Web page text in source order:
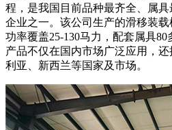
程，是我国目前品种最齐全、属
企业之一。该公司生产的滑移装载
功率覆盖25-130马力，配套属具80
产品不仅在国内市场广泛应用，
利亚、新西兰等国家及市场。